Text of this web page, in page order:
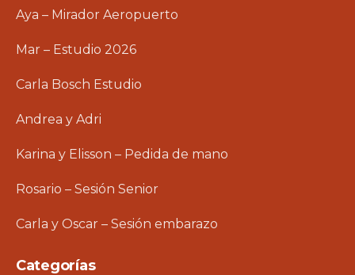
Aya – Mirador Aeropuerto
Mar – Estudio 2026
Carla Bosch Estudio
Andrea y Adri
Karina y Elisson – Pedida de mano
Rosario – Sesión Senior
Carla y Oscar – Sesión embarazo
Categorías